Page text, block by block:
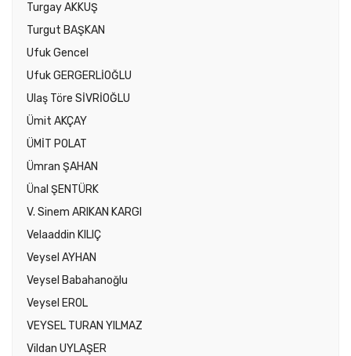
Turgay AKKUŞ
Turgut BAŞKAN
Ufuk Gencel
Ufuk GERGERLİOĞLU
Ulaş Töre SİVRİOĞLU
Ümit AKÇAY
ÜMİT POLAT
Ümran ŞAHAN
Ünal ŞENTÜRK
V. Sinem ARIKAN KARGI
Velaaddin KILIÇ
Veysel AYHAN
Veysel Babahanoğlu
Veysel EROL
VEYSEL TURAN YILMAZ
Vildan UYLAŞER